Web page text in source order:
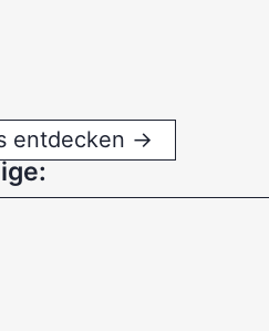
entdecken →